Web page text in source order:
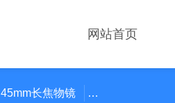
网站首页
长焦物镜 LMPLN-IR/